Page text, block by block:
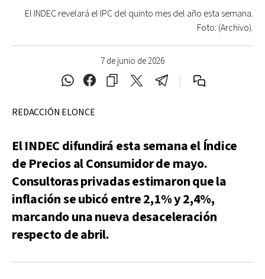
7 de junio de 2026
El INDEC revelará el IPC del quinto mes del año esta semana.
Foto: (Archivo).
REDACCIÓN ELONCE
El INDEC difundirá esta semana el Índice
de Precios al Consumidor de mayo.
Consultoras privadas estimaron que la
inflación se ubicó entre 2,1% y 2,4%,
marcando una nueva desaceleración
respecto de abril.